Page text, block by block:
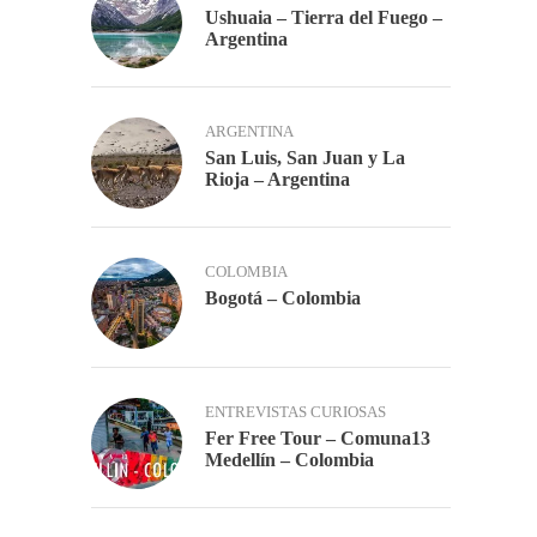
Ushuaia – Tierra del Fuego –
Argentina
ARGENTINA
San Luis, San Juan y La
Rioja – Argentina
COLOMBIA
Bogotá – Colombia
ENTREVISTAS CURIOSAS
Fer Free Tour – Comuna13
Medellín – Colombia